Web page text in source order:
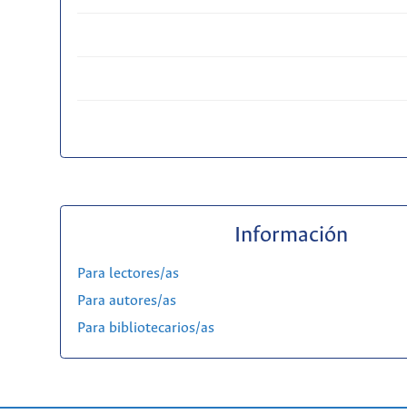
Información
Para lectores/as
Para autores/as
Para bibliotecarios/as